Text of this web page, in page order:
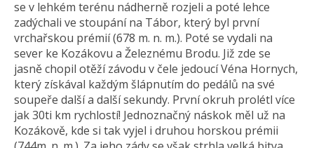
se v lehkém terénu nádherně rozjeli a poté lehce
zadýchali ve stoupání na Tábor, který byl první
vrchařskou prémií (678 m. n. m.). Poté se vydali na
sever ke Kozákovu a Železnému Brodu. Již zde se
jasně chopil otěží závodu v čele jedoucí Véna Hornych,
který získával každým šlápnutím do pedálů na své
soupeře další a další sekundy. První okruh prolétl více
jak 30ti km rychlostí! Jednoznačný náskok měl už na
Kozákově, kde si tak vyjel i druhou horskou prémii